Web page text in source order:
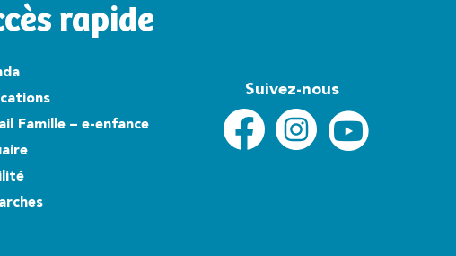
rapide
Famille – e-enfance
Suivez-nous